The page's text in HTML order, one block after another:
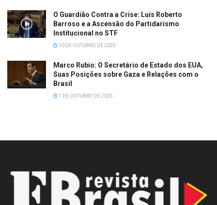
O Guardião Contra a Crise: Luís Roberto
Barroso e a Ascensão do Partidarismo
Institucional no STF
10 DE OUTUBRO DE 2025
Marco Rubio: O Secretário de Estado dos EUA,
Suas Posições sobre Gaza e Relações com o
Brasil
7 DE OUTUBRO DE 2025